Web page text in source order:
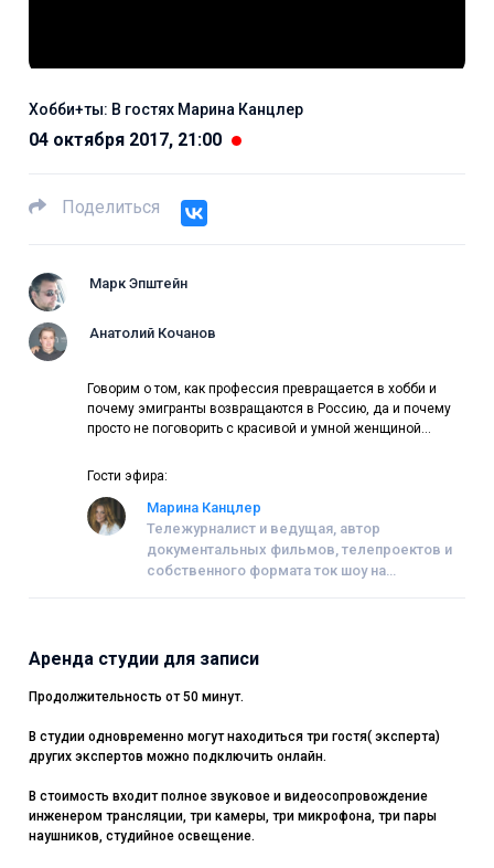
Хобби+ты: В гостях Марина Канцлер
04 октября 2017, 21:00
Поделиться
Марк Эпштейн
Анатолий Кочанов
Говорим о том, как профессия превращается в хобби и
почему эмигранты возвращаются в Россию, да и почему
просто не поговорить с красивой и умной женщиной…
Гости эфира:
Марина Канцлер
Тележурналист и ведущая, автор
документальных фильмов, телепроектов и
собственного формата ток шоу на
Аренда студии для записи
Продолжительность от 50 минут.
В студии одновременно могут находиться три гостя( эксперта)
других экспертов можно подключить онлайн.
В стоимость входит полное звуковое и видеосопровождение
инженером трансляции, три камеры, три микрофона, три пары
наушников, студийное освещение.